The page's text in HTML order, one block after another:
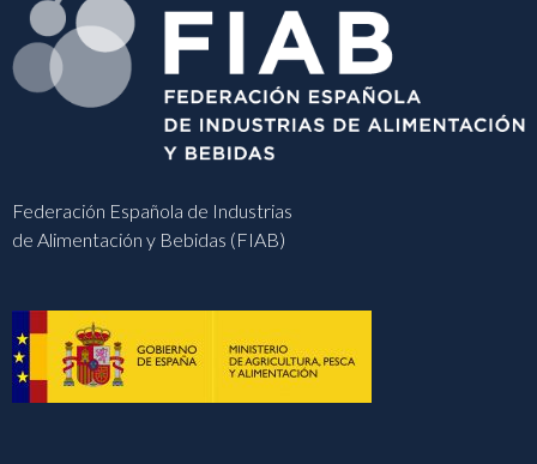
Federación Española de Industrias
de Alimentación y Bebidas (FIAB)